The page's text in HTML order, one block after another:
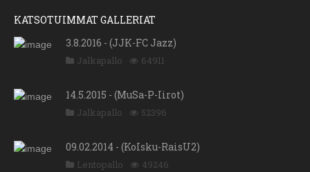
KATSOTUIMMAT GALLERIAT
3.8.2016 - (JJK-FC Jazz)
Jalkapallo 64911
14.5.2015 - (MuSa-P-Iirot)
Jalkapallo 52396
09.02.2014 - (KoIsku-RaisU2)
Lentopallo 49246